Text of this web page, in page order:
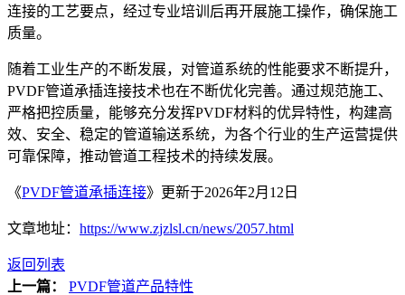
连接的工艺要点，经过专业培训后再开展施工操作，确保施工
质量。
随着工业生产的不断发展，对管道系统的性能要求不断提升，
PVDF管道承插连接技术也在不断优化完善。通过规范施工、
严格把控质量，能够充分发挥PVDF材料的优异特性，构建高
效、安全、稳定的管道输送系统，为各个行业的生产运营提供
可靠保障，推动管道工程技术的持续发展。
《PVDF管道承插连接》更新于2026年2月12日
文章地址： https://www.zjzlsl.cn/news/2057.html
返回列表
上一篇：
PVDF管道产品特性